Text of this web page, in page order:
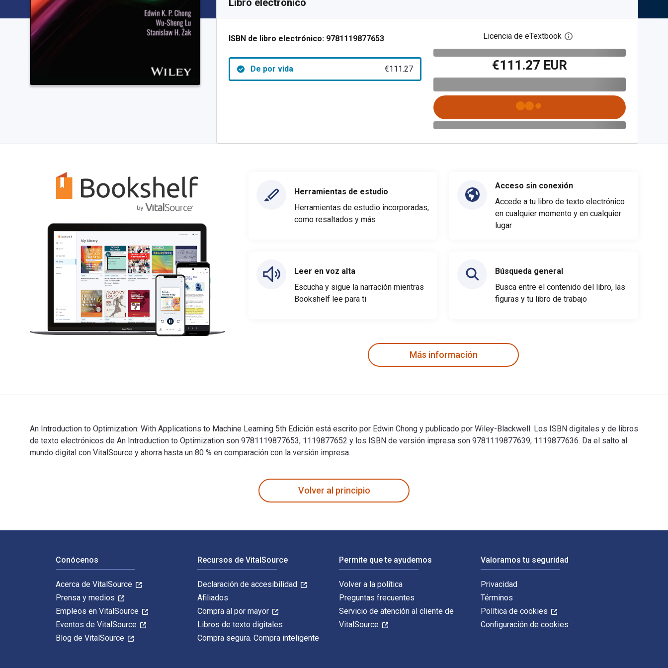
Libro electrónico
ISBN de libro electrónico: 9781119877653
De por vida €111.27
Licencia de eTextbook Abre el cuadro de diálogo
€111.27 EUR
Herramientas de estudio
Herramientas de estudio incorporadas,
como resaltados y más
Leer en voz alta
Escucha y sigue la narración mientras
Bookshelf lee para ti
Acceso sin conexión
Accede a tu libro de texto electrónico
en cualquier momento y en cualquier
lugar
Búsqueda general
Busca entre el contenido del libro, las
figuras y tu libro de trabajo
Más informacíón
An Introduction to Optimization: With Applications to Machine Learning 5th Edición está escrito por Edwin Chong y publicado por Wiley-Blackwell. Los ISBN digitales y de libros
de texto electrónicos de An Introduction to Optimization son 9781119877653, 1119877652 y los ISBN de versión impresa son 9781119877639, 1119877636. Da el salto al
mundo digital con VitalSource y ahorra hasta un 80 % en comparación con la versión impresa.
Volver al principio
Conócenos
Acerca de VitalSource
Prensa y medios
Empleos en VitalSource
Eventos de VitalSource
Blog de VitalSource
Recursos de VitalSource
Declaración de accesibilidad
Afiliados
Compra al por mayor
Libros de texto digitales
Compra segura. Compra inteligente
Permite que te ayudemos
Volver a la política
Preguntas frecuentes
Servicio de atención al cliente de
VitalSource
Valoramos tu seguridad
Privacidad
Términos
Política de cookies
Configuración de cookies